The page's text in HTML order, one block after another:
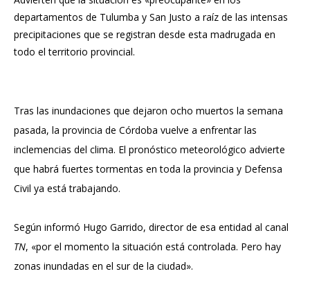
departamentos de Tulumba y San Justo a raíz de las intensas
precipitaciones que se registran desde esta madrugada en
todo el territorio provincial.
Tras las inundaciones que dejaron ocho muertos la semana
pasada, la provincia de Córdoba vuelve a enfrentar las
inclemencias del clima. El pronóstico meteorológico advierte
que habrá fuertes tormentas en toda la provincia y Defensa
Civil ya está trabajando.
Según informó Hugo Garrido, director de esa entidad al canal
TN, «por el momento la situación está controlada. Pero hay
zonas inundadas en el sur de la ciudad».